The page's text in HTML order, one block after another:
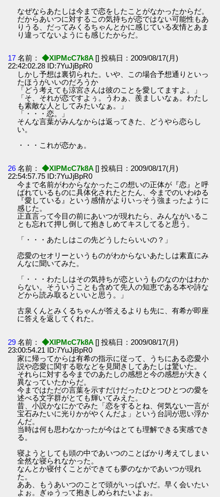
なぜならあたしは今まで恋をしたことがなかったからだ。
だからあいつに対するこの気持ちが恋ではない可能性もあ
りうる、だってみくるちゃんとかに感じている友情とあま
り違ってないようにも感じたからだ。
17 名前： ◆XIPMcC7k8A [] 投稿日：2009/08/17(月)
22:42:02.28 ID:7YuJjBpR0
しかし予想は裏切られた。いや、この場合予想通りといっ
たほうがいいのだろうか
「どう考えても涼宮さんは彼のことを愛してますよ。」
「そ、それが恋ですよぅ。うわぁ、羨ましいなぁ。わたし
も素敵な人としてみたいなぁ。」
「・・・恋。」
そんな言葉がみんなからは返ってきた、どうやら恋らし
い。
・・・これが恋かぁ。
26 名前： ◆XIPMcC7k8A [] 投稿日：2009/08/17(月)
22:54:57.75 ID:7YuJjBpR0
今まで名前がわからなかったこの想いの正体が『恋』と呼
ばれているものに具体化されたとたん、今までのいわゆる
『愛している』という感情がよりいっそう強まったように
感じた。
正直言って今目の前にあいつが現れたら、みんながいるこ
とも忘れて押し倒して抱きしめてキスしてると思う。
「・・・あたしはこの先どうしたらいいの？」
恋愛のセオリーというものがわからないあたしは素直にみ
んなに聞いてみた。
「・・・わたしはその気持ちが恋というものなのかはわか
らない。そういうことも含めて先人の知恵である本や詩な
どから読み取るといいと思う。」
古泉くんとみくるちゃんが答えるよりも先に、有希が即座
に答えを返してくれた。
29 名前： ◆XIPMcC7k8A [] 投稿日：2009/08/17(月)
23:00:54.21 ID:7YuJjBpR0
家に帰ってからは有希の指示に従って、うちにある恋愛小
説や恋愛に関する歌などを見聞きしてあたしは驚いた。
それらに対する今までのあたしの感想と今の感想が大きく
異なっていたからだ。
今まではただの言葉を示すだけだったひとつひとつの愛を
述べる文字群がとても輝いてみえた。
昔、小説かなにかでみた「恋をするとね、何気ない一言が
宝石みたいに光りかがやくんだよ」という台詞が思い浮か
んだ。
当時は何も思わなかったが今はとても理解できる実感でき
る。
寝ようとしても頭の中であいつのことばかり考えてしまい
全然な寝られなかった。
なんとか寝付くことができても夢のなかであいつが現れ
た。
ああ、もうあいつのことで頭がいっぱいだ。早く会いたい
よぉ。ぎゅうって抱きしめられたいよぉ。